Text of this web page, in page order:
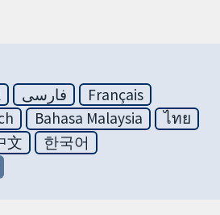
فارسی
Français
Bahasa Malaysia
ไทย
文
한국어